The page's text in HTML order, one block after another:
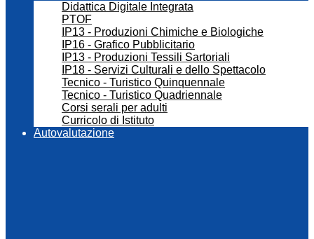
Didattica Digitale Integrata
PTOF
IP13 - Produzioni Chimiche e Biologiche
IP16 - Grafico Pubblicitario
IP13 - Produzioni Tessili Sartoriali
IP18 - Servizi Culturali e dello Spettacolo
Tecnico - Turistico Quinquennale
Tecnico - Turistico Quadriennale
Corsi serali per adulti
Curricolo di Istituto
Autovalutazione